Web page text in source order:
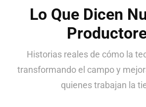
Lo Que Dicen
Historias reales de cómo la
transformando el campo y
quienes trabajan la